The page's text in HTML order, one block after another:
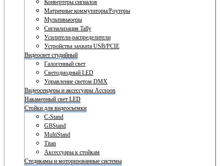
Конвертеры сигналов
Матричные коммутаторы/Роутеры
Мультивьюеры
Сигнализация Tally
Усилители-распределители
Устройства захвата USB/PCIE
Видеосвет студийный
Галогенный свет
Светодиодный LED
Управление светом DMX
Видеосендеры и аксессуары Accsoon
Накамерный свет LED
Стойки для видеосъемки
C-Stand
GBStand
MultiStand
Titan
Аксессуары к стойкам
Стедикамы и моторизованные системы